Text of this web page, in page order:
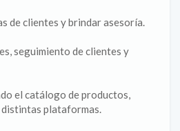
de clientes y brindar asesoría.
seguimiento de clientes y
el catálogo de productos,
plataformas.